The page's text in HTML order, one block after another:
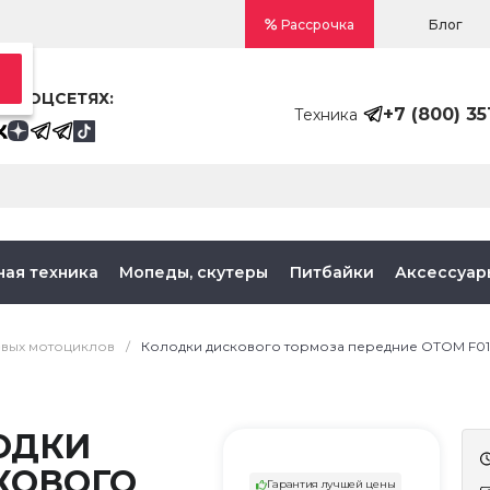
Рассрочка Блог
СОЦСЕТЯХ:
Техника
+7 (800)
техника Мопеды, скутеры Питбайки
мотоциклов / Колодки дискового тормоза передние OTOM F01
Гарантия лучшей цены